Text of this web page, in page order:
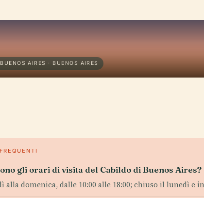
AIRES · BUENOS AIRES
gli orari di visita del Cabildo di Buenos Aires?
alla domenica, dalle 10:00 alle 18:00; chiuso il lunedì e